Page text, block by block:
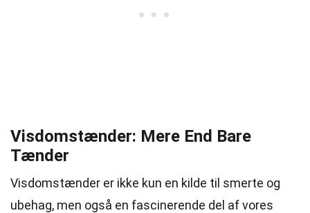
Visdomstænder: Mere End Bare
Tænder
Visdomstænder er ikke kun en kilde til smerte og
ubehag, men også en fascinerende del af vores